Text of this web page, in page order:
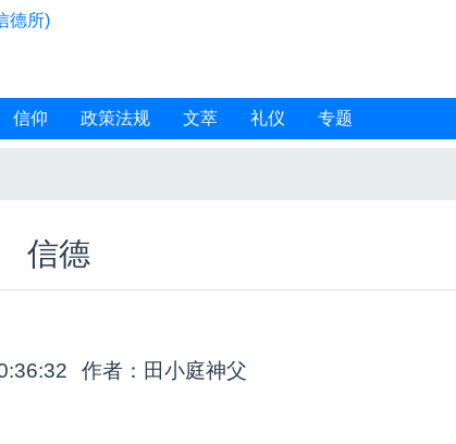
德所)
信仰 政策法规 文萃 礼仪 专题
信德
作者：田小庭神父